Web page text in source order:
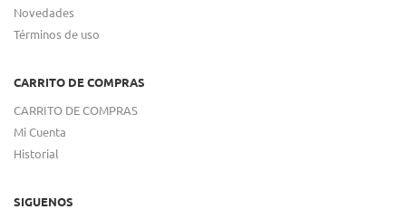
Novedades
Términos de uso
CARRITO DE COMPRAS
CARRITO DE COMPRAS
Mi Cuenta
Historial
SIGUENOS